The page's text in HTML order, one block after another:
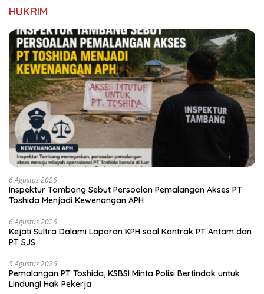
HUKRIM
6 Agustus 2026
Inspektur Tambang Sebut Persoalan Pemalangan Akses PT
Toshida Menjadi Kewenangan APH
6 Agustus 2026
Kejati Sultra Dalami Laporan KPH soal Kontrak PT Antam dan
PT SJS
5 Agustus 2026
Pemalangan PT Toshida, KSBSI Minta Polisi Bertindak untuk
Lindungi Hak Pekerja